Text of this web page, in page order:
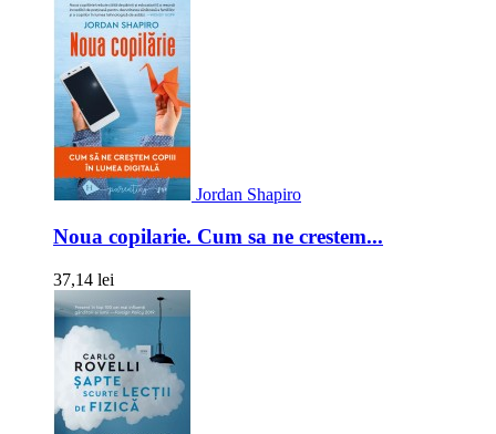
Jordan Shapiro
Noua copilarie. Cum sa ne crestem...
37,14 lei